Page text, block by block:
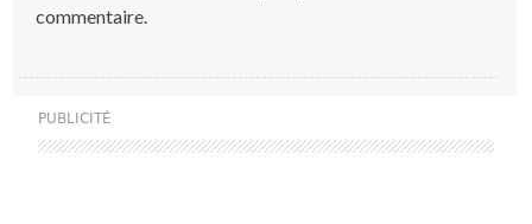
commentaire.
PUBLICITÉ